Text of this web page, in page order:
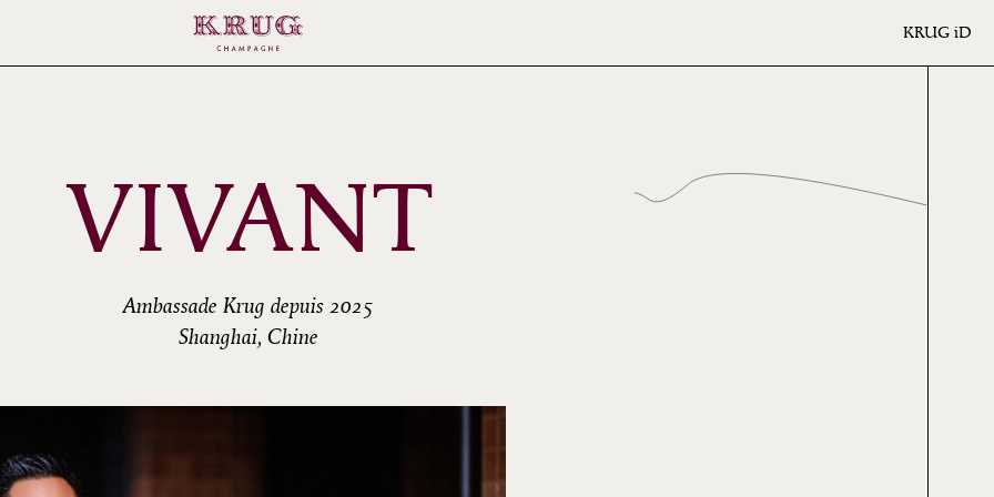
KRUG iD
VIVANT
Ambassade Krug depuis 2025
Shanghai, Chine